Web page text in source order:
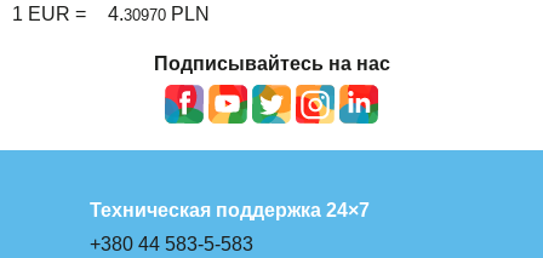
1 EUR =
4.30970 PLN
Подписывайтесь на нас
Техническая поддержка 24×7
+380 44 583-5-583